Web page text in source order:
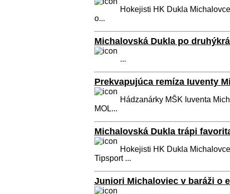
Hokejisti HK Dukla
o...
Michalovská Dukla po
...
Prekvapujúca remíza Iuventy
Hádzanárky MŠK Iuventa
MOL...
Michalovská Dukla trápi
Hokejisti HK Dukla
Tipsport ...
Juniori Michaloviec v baráži o